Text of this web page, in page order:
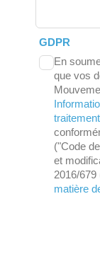
GDPR
En
que vos
("Code
et
2016/
matière